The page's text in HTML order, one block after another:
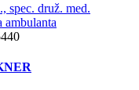
spec. druž. med.
ambulanta